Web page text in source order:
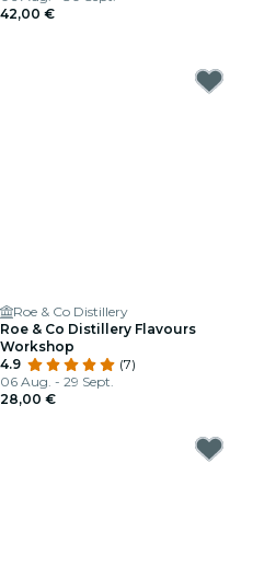
42,00 €
Roe & Co Distillery
Roe & Co Distillery Flavours
Workshop
4.9
(7)
06 Aug. - 29 Sept.
28,00 €